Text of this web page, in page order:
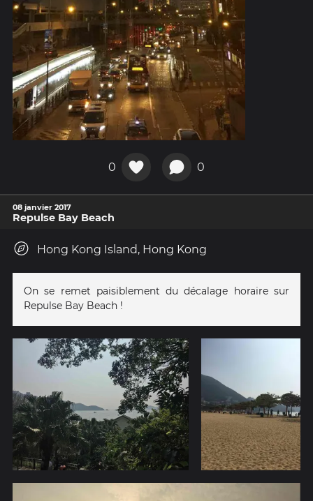
0 0
08 janvier 2017
Repulse Bay Beach
Hong Kong Island, Hong Kong
On se remet paisiblement du décalage horaire sur
Repulse Bay Beach !